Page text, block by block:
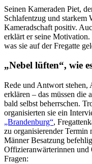
Seinen Kameraden Piet,
Schlafentzug und starkem
Kameradschaft positiv.
erklärt er seine
was sie auf der Fregatte
„Nebel lüften“, wie
Rede und Antwort stehen,
erklären – das müssen
bald selbst beherrschen.
organisierten sie ein
„Brandenburg“,
zu organisierender Termin
Männer Besatzung
Offizieranwärterinnen
Fragen: